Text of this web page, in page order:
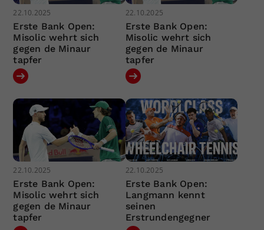
22.10.2025
Erste Bank Open:
Misolic wehrt sich
gegen de Minaur
tapfer
22.10.2025
Erste Bank Open:
Misolic wehrt sich
gegen de Minaur
tapfer
22.10.2025
Erste Bank Open:
Misolic wehrt sich
gegen de Minaur
tapfer
22.10.2025
Erste Bank Open:
Langmann kennt
seinen
Erstrundengegner